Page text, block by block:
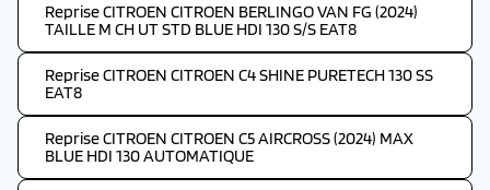
Reprise CITROEN CITROEN BERLINGO VAN FG (2024)
TAILLE M CH UT STD BLUE HDI 130 S/S EAT8
Reprise CITROEN CITROEN C4 SHINE PURETECH 130 SS
EAT8
Reprise CITROEN CITROEN C5 AIRCROSS (2024) MAX
BLUE HDI 130 AUTOMATIQUE